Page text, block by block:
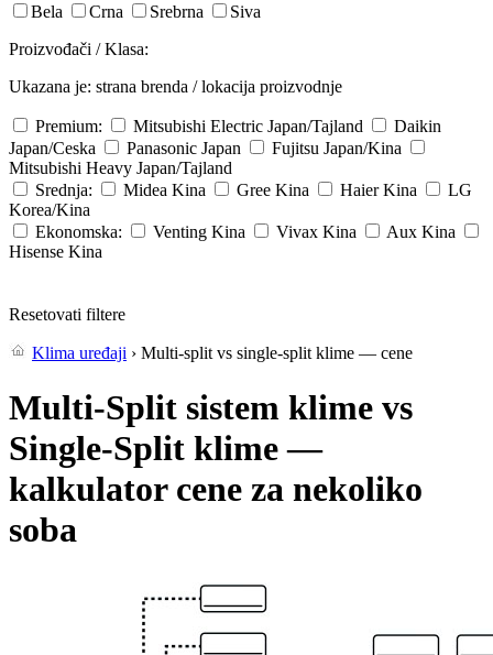
Bela Crna Srebrna
Siva
Proizvođači / Klasa:
Ukazana je: strana brenda / lokacija proizvodnje
Premium: Mitsubishi Electric Japan/Tajland
Daikin
Japan/Ceska
Panasonic Japan Fujitsu Japan/Kina
Mitsubishi Heavy Japan/Tajland
Srednja:
Midea Kina Gree Kina Haier Kina
LG
Korea/Kina
Ekonomska:
Venting Kina Vivax Kina Aux Kina
Hisense Kina
Resetovati filtere
Klima uređaji › Multi-split vs single-split klime — cene
Multi-Split sistem klime vs
Single-Split klime —
kalkulator cene za nekoliko
soba